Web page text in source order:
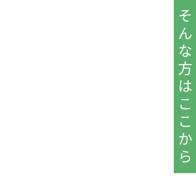
そんな方はここから